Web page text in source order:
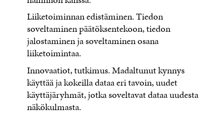
Liiketoiminnan edistäminen. Tiedon
soveltaminen päätöksentekoon, tiedon
jalostaminen ja soveltaminen osana
liiketoimintaa.
Innovaatiot, tutkimus. Madaltunut kynnys
käyttää ja kokeilla dataa eri tavoin, uudet
käyttäjäryhmät, jotka soveltavat dataa uudesta
näkökulmasta.